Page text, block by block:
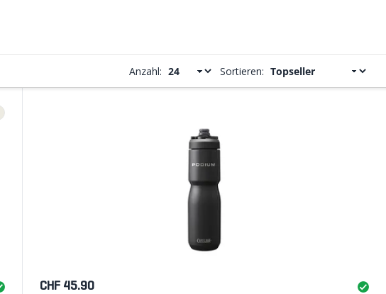
Anzahl: Sortieren:
CHF 45.90